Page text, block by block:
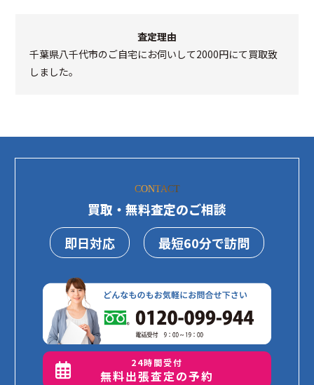
査定理由
千葉県八千代市のご自宅にお伺いして2000円にて買取致
しました。
CONTACT
買取・無料査定のご相談
即日対応
最短60分で訪問
24時間受付
無料出張査定の予約